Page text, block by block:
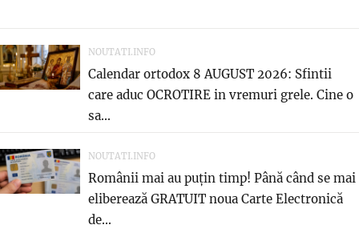
NOUTATI.INFO
Calendar ortodox 8 AUGUST 2026: Sfintii
care aduc OCROTIRE in vremuri grele. Cine o
sa...
NOUTATI.INFO
Românii mai au puțin timp! Până când se mai
eliberează GRATUIT noua Carte Electronică
de...